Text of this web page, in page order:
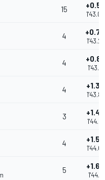
15
4
4
4
3
4
5